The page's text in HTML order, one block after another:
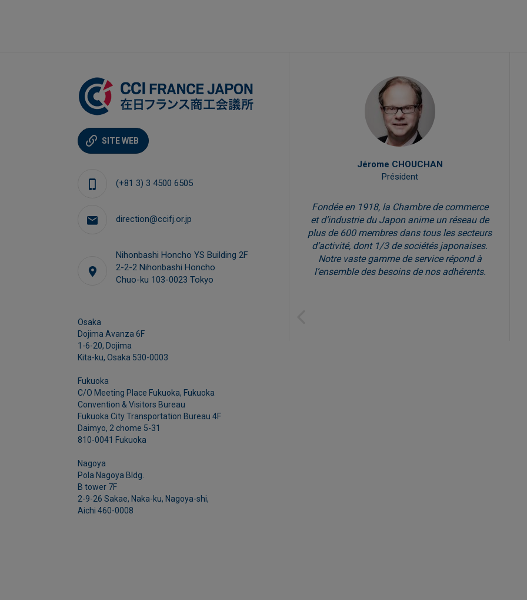
SITE WEB
(+81 3) 3 4500 6505
direction@ccifj.or.jp
Nihonbashi Honcho YS Building 2F
2-2-2 Nihonbashi Honcho
Chuo-ku 103-0023 Tokyo
Osaka
Dojima Avanza 6F
1-6-20, Dojima
Kita-ku, Osaka 530-0003
Fukuoka
C/O Meeting Place Fukuoka, Fukuoka
Convention & Visitors Bureau
Fukuoka City Transportation Bureau 4F
Daimyo, 2 chome 5-31
810-0041 Fukuoka
Nagoya
Pola Nagoya Bldg.
B tower 7F
2-9-26 Sakae, Naka-ku, Nagoya-shi,
Aichi 460-0008
Managing Director, Événements
+81.03-4500-6531
m.ozaki@ccifj.or.jp
Jérome CHOUCHAN
Président
Fondée en 1918, la Chambre de commerce
et d’industrie du Japon anime un réseau de
plus de 600 membres dans tous les secteurs
d’activité, dont 1/3 de sociétés japonaises.
Notre vaste gamme de service répond à
l’ensemble des besoins de nos adhérents.